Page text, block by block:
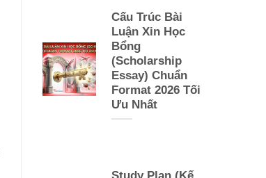
Cấu Trúc Bài
Luận Xin Học
Bổng
(Scholarship
Essay) Chuẩn
Format 2026 Tối
Ưu Nhất